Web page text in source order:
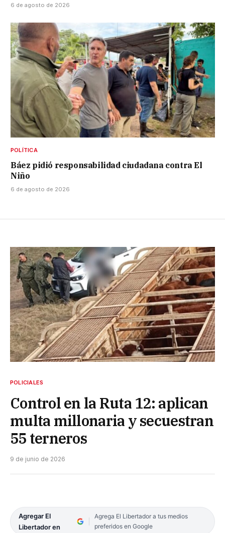
6 de agosto de 2026
POLÍTICA
Báez pidió responsabilidad ciudadana contra El
Niño
6 de agosto de 2026
POLICIALES
Control en la Ruta 12: aplican
multa millonaria y secuestran
55 terneros
9 de junio de 2026
Agregar El
Libertador en
Agrega El Libertador a tus medios
preferidos en Google